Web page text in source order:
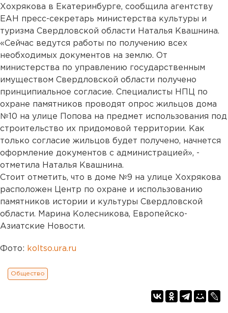
Хохрякова в Екатеринбурге, сообщила агентству
ЕАН пресс-секретарь министерства культуры и
туризма Свердловской области Наталья Квашнина.
«Сейчас ведутся работы по получению всех
необходимых документов на землю. От
министерства по управлению государственным
имуществом Свердловской области получено
принципиальное согласие. Специалисты НПЦ по
охране памятников проводят опрос жильцов дома
№10 на улице Попова на предмет использования под
строительство их придомовой территории. Как
только согласие жильцов будет получено, начнется
оформление документов с администрацией», -
отметила Наталья Квашнина.
Стоит отметить, что в доме №9 на улице Хохрякова
расположен Центр по охране и использованию
памятников истории и культуры Свердловской
области. Марина Колесникова, Европейско-
Азиатские Новости.
Фото: koltso.ura.ru
Общество